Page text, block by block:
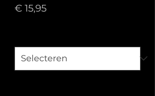
€ 15,95Prijs